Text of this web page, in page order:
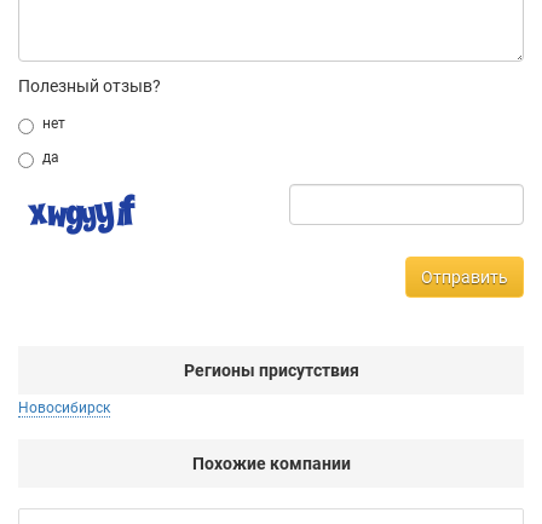
Полезный отзыв?
нет
да
Отправить
Регионы присутствия
Новосибирск
Похожие компании